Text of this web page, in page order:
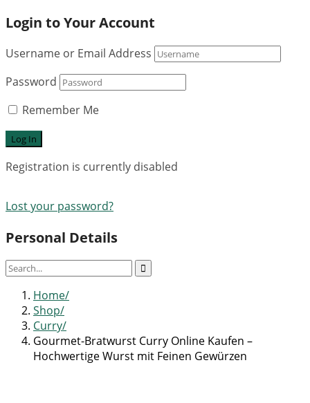
Login to Your Account
Username or Email Address
Password
Remember Me
Registration is currently disabled
Lost your password?
Personal Details
Home
Shop
Curry
Gourmet-Bratwurst Curry Online Kaufen –
Hochwertige Wurst mit Feinen Gewürzen